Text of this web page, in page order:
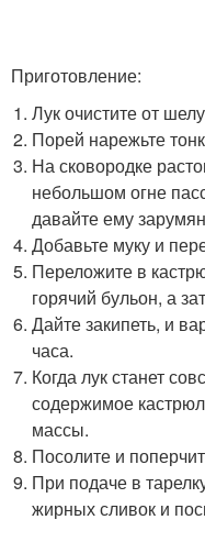
Приготовление:
Лук очистите от
Порей нарежьте
На сковородке
небольшом огне
давайте ему
Добавьте муку и
Переложите в
горячий бульон, а
Дайте закипеть, и
часа.
Когда лук станет
содержимое
массы.
Посолите и
При подаче в
жирных сливок и